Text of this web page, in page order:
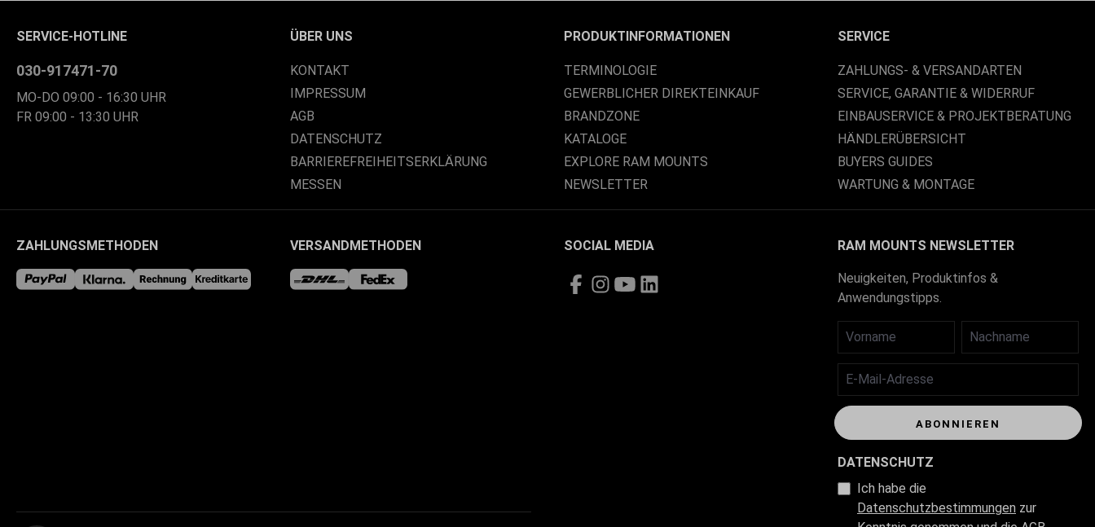
SERVICE-HOTLINE
030-917471-70
MO-DO 09:00 - 16:30 UHR
FR 09:00 - 13:30 UHR
ÜBER UNS
KONTAKT
IMPRESSUM
AGB
DATENSCHUTZ
BARRIEREFREIHEITSERKLÄRUNG
MESSEN
PRODUKTINFORMATIONEN
TERMINOLOGIE
GEWERBLICHER DIREKTEINKAUF
BRANDZONE
KATALOGE
EXPLORE RAM MOUNTS
NEWSLETTER
SERVICE
ZAHLUNGS- & VERSANDARTEN
SERVICE, GARANTIE & WIDERRUF
EINBAUSERVICE & PROJEKTBERATUNG
HÄNDLERÜBERSICHT
BUYERS GUIDES
WARTUNG & MONTAGE
ZAHLUNGSMETHODEN VERSANDMETHODEN SOCIAL MEDIA RAM MOUNTS NEWSLETTER
Neuigkeiten, Produktinfos &
Anwendungstipps.
VORNAME NACHNAME
E-MAIL-ADRESSE
ABONNIEREN
DATENSCHUTZ
Ich habe die
Datenschutzbestimmungen zur